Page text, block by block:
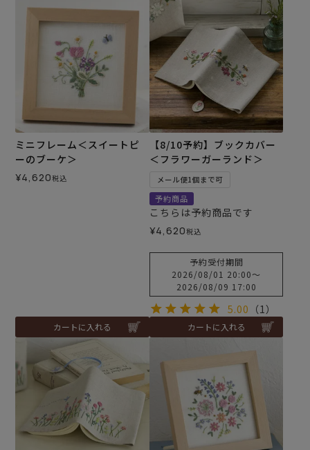
ミニフレーム＜スイートピ
ーのブーケ＞
¥4,620税込
カートに入れる
【8/10予約】ブックカバー
＜フラワーガーランド＞
メール便1個まで可
予約商品
こちらは予約商品です
¥4,620税込
予約受付期間
2026/08/01 20:00〜
2026/08/09 17:00
5.00 （1）
カートに入れる